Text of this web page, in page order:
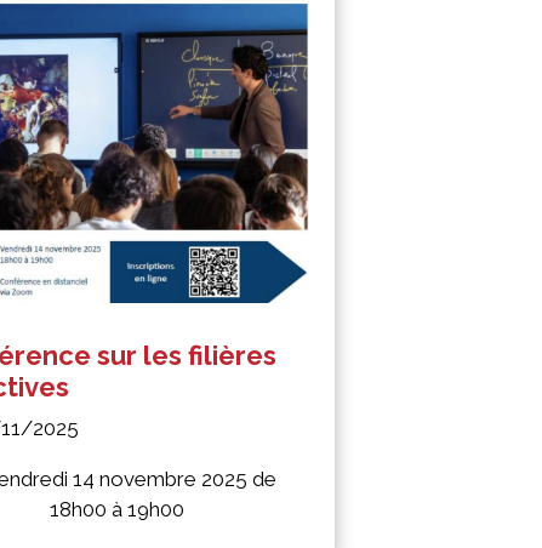
sur les filières
2025
14 novembre 2025 de
18h00 à 19h00